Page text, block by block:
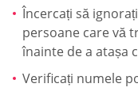
Încercați să
persoane care vă
înainte de a atașa
Verificați numele